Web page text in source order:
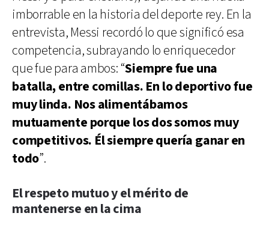
imborrable en la historia del deporte rey. En la
entrevista, Messi recordó lo que significó esa
competencia, subrayando lo enriquecedor
que fue para ambos: “Siempre fue una
batalla, entre comillas. En lo deportivo fue
muy linda. Nos alimentábamos
mutuamente porque los dos somos muy
competitivos. Él siempre quería ganar en
todo”.
El respeto mutuo y el mérito de
mantenerse en la cima